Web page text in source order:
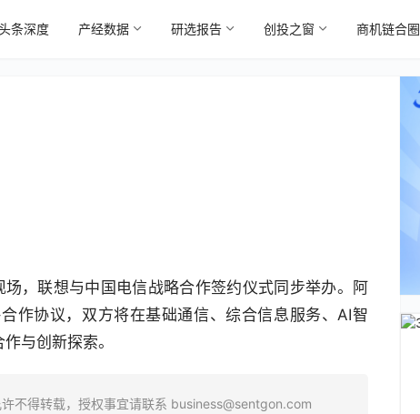
条深度 产经数据 研选报告 创投之窗 商机链合圈
，联想与中国电信战略合作签约仪式同步举办。阿
作协议，双方将在基础通信、综合信息服务、AI智
与创新探索。
不得转载，授权事宜请联系 business@sentgon.com